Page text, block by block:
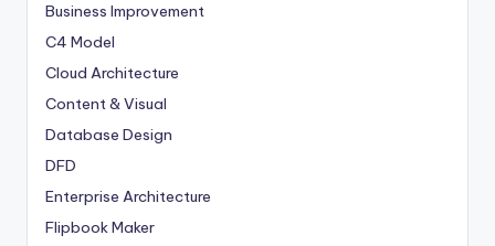
Business Improvement
C4 Model
Cloud Architecture
Content & Visual
Database Design
DFD
Enterprise Architecture
Flipbook Maker